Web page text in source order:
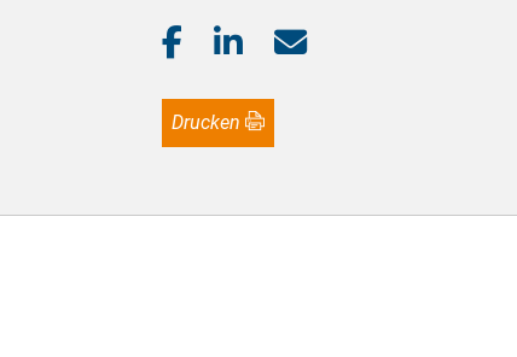
Drucken